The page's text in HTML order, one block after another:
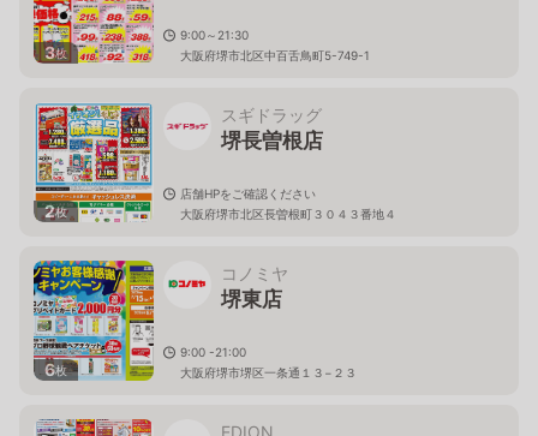
3枚
9:00～21:30
大阪府堺市北区中百舌鳥町5-749-1
2枚
スギドラッグ
堺長曽根店
店舗HPをご確認ください
大阪府堺市北区長曽根町３０４３番地４
6枚
コノミヤ
堺東店
9:00 -21:00
大阪府堺市堺区一条通１３−２３
EDION